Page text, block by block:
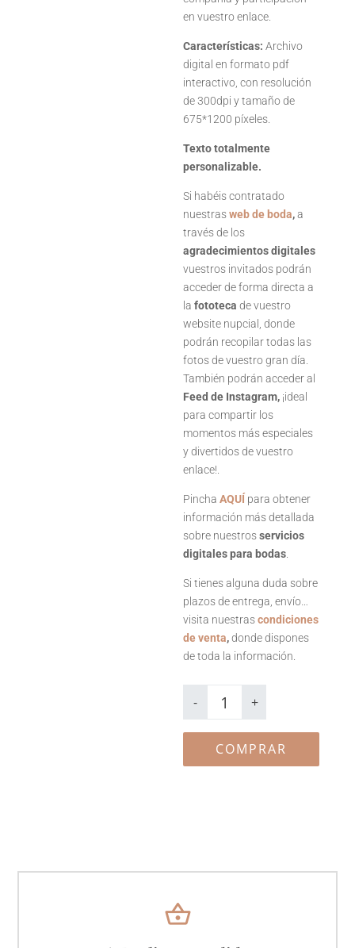
en vuestro enlace.
Características:Archivo
digital en formato pdf
interactivo, con resolución
de 300dpi y tamaño de
675*1200 píxeles.
Texto totalmente
personalizable.
Si habéis contratado
nuestrasweb de boda,a
través de los
agradecimientos digitales
vuestros invitados podrán
acceder de forma directa a
lafototeca de vuestro
website nupcial, donde
podrán recopilar todas las
fotos de vuestro gran día.
También podrán acceder al
Feed de Instagram, ¡ideal
para compartir los
momentos más especiales
y divertidos de vuestro
enlace!.
PinchaAQUÍ para obtener
información más detallada
sobre nuestrosservicios
digitales para bodas
Si tienes alguna duda sobre
plazos de entrega, envío…
visita nuestrascondiciones
de venta,donde dispones
de toda la información.
-
Agradecimientos
digital
Flowering
cantidad
+
COMPRAR
shopping_basket